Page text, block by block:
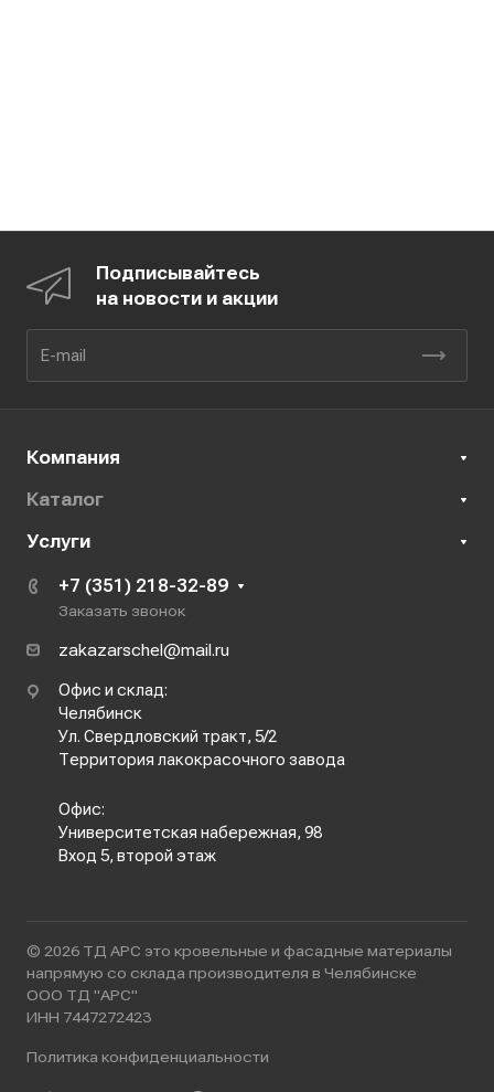
Подписывайтесь
на новости и акции
Компания
Каталог
Услуги
+7 (351) 218-32-89
Заказать звонок
zakazarschel@mail.ru
Офис и склад:
Челябинск
Ул. Свердловский тракт, 5/2
Территория лакокрасочного завода
Офис:
Университетская набережная, 98
Вход 5, второй этаж
© 2026 ТД АРС это кровельные и фасадные материалы
напрямую со склада производителя в Челябинске
ООО ТД "АРС"
ИНН 7447272423
Политика конфиденциальности